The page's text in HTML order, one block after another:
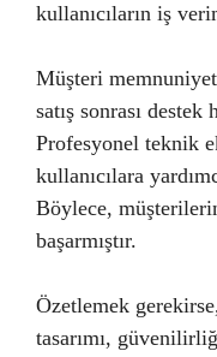
kullanıcıların iş
Müşteri
satış sonrası
Profesyonel teknik
kullanıcılara
Böylece,
başarmıştır.
Özetlemek
tasarımı,